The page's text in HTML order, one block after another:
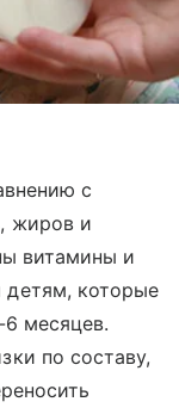
с
жиров и
витамины и
которые
месяцев.
по составу,